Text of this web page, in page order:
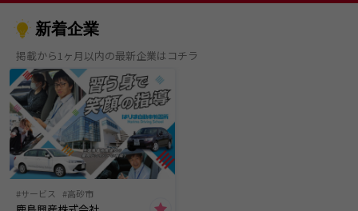
新着企業
掲載から1ヶ月以内の最新企業はコチラ
サービス 高砂市